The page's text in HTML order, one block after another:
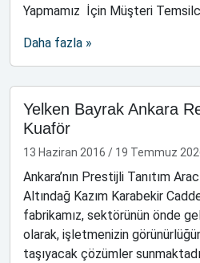
Yapmamız İçin Müşteri
Daha fazla »
Yelken Bayrak Ankara
Kuaför
13 Haziran 2016 / 19 Temmuz
Ankara’nın Prestijli Tanıtım
Altındağ Kazım Karabekir
fabrikamız, sektörünün önde
olarak, işletmenizin
taşıyacak çözümler